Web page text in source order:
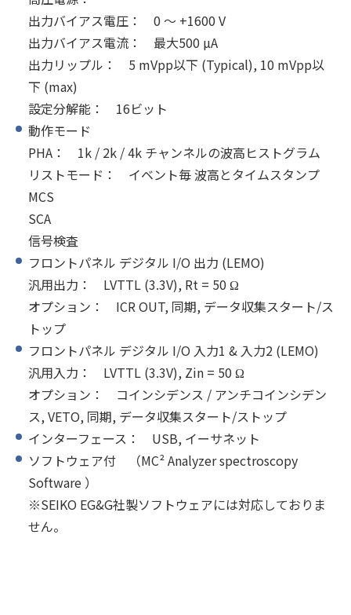
出力バイアス電圧： 0 ～ +1600 V
出力バイアス電流： 最大500 µA
出力リップル： 5 mVpp以下 (Typical), 10 mVpp以
下 (max)
設定分解能： 16ビット
動作モード
PHA： 1k / 2k / 4k チャンネルの波高ヒストグラム
リストモード： イベント毎 波高とタイムスタンプ
MCS
SCA
信号検査
フロントパネル デジタル I/O 出力 (LEMO)
汎用出力： LVTTL (3.3V), Rt = 50 Ω
オプション： ICR OUT, 同期, データ収集スタート/ス
トップ
フロントパネル デジタル I/O 入力1 & 入力2 (LEMO)
汎用入力： LVTTL (3.3V), Zin = 50 Ω
オプション： コインシデンス / アンチコインシデン
ス, VETO, 同期, データ収集スタート/ストップ
インターフェース： USB, イーサネット
ソフトウェア付 （MC² Analyzer spectroscopy
Software ）
※SEIKO EG&G社製ソフトウェアには対応しておりま
せん。